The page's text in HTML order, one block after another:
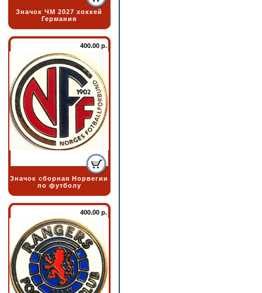
Значок ЧМ 2027 хоккей
Германия
400.00 р.
Значок сборная Норвегии
по футболу
400.00 р.